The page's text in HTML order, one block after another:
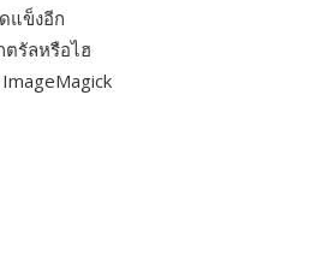
แข็งอีก
ตรัลหรือไฮ